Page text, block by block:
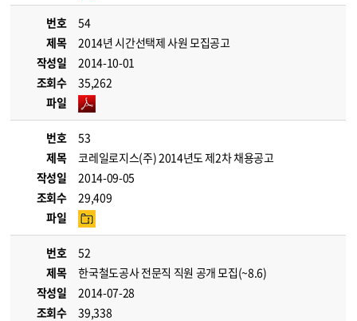
번호
54
제목
2014년 시간선택제 사원 모집공고
작성일
2014-10-01
조회수
35,262
파일
번호
53
제목
코레일로지스(주) 2014년도 제2차 채용공고
작성일
2014-09-05
조회수
29,409
파일
번호
52
제목
한국철도공사 전문직 직원 공개 모집(~8.6)
작성일
2014-07-28
조회수
39,338